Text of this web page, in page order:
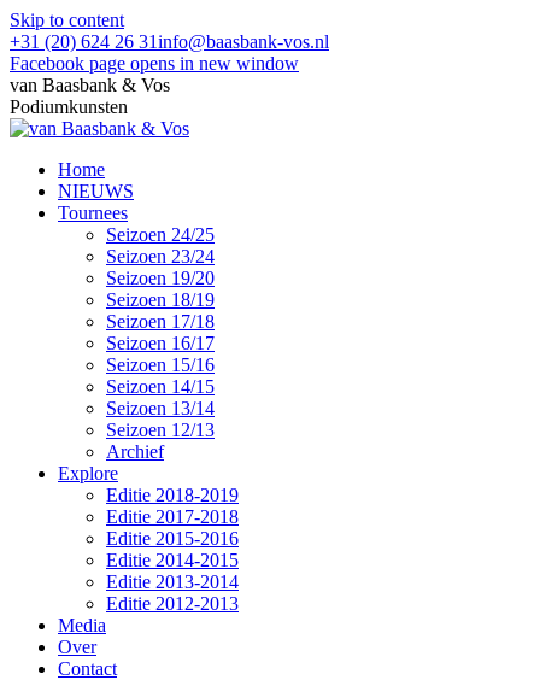
Skip to content
+31 (20) 624 26 31info@baasbank-vos.nl
Facebook page opens in new window
van Baasbank & Vos
Podiumkunsten
Home
NIEUWS
Tournees
Seizoen 24/25
Seizoen 23/24
Seizoen 19/20
Seizoen 18/19
Seizoen 17/18
Seizoen 16/17
Seizoen 15/16
Seizoen 14/15
Seizoen 13/14
Seizoen 12/13
Archief
Explore
Editie 2018-2019
Editie 2017-2018
Editie 2015-2016
Editie 2014-2015
Editie 2013-2014
Editie 2012-2013
Media
Over
Contact